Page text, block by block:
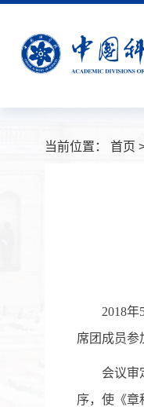
当前位置： 首页
2018年5
席团成员参
会议审定
序，使《章